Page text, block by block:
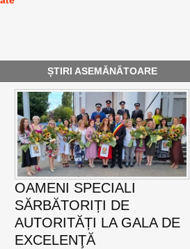
ȘTIRI ASEMĂNĂTOARE
OAMENI SPECIALI
SĂRBĂTORIȚI DE
AUTORITĂȚI LA GALA DE
EXCELENŢĂ